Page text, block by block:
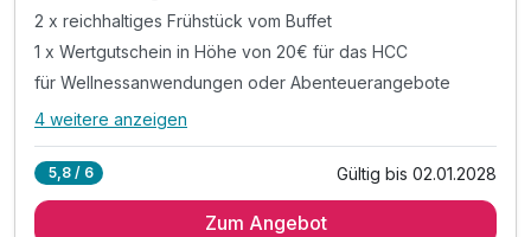
2 x reichhaltiges Frühstück vom Buffet
1 x Wertgutschein in Höhe von 20€ für das HCC
für Wellnessanwendungen oder Abenteuerangebote
Alle Inklusivleistungen
2 x reichhaltiges Frühstück vom Buffet
4 weitere anzeigen
5,8 / 6 Gültig bis 02.01.2028
Zum Angebot